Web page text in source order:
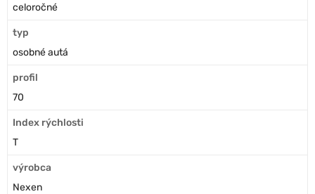
celoročné
typ
osobné autá
profil
70
Index rýchlosti
T
výrobca
Nexen